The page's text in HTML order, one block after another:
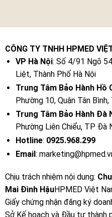
CÔNG TY TNHH HPMED
VP Hà Nội: Số 4/91 Ngõ
Liệt, Thành Phố Hà Nội
Trung Tâm Bảo Hành Hồ
Phường 10, Quận Tân
Trung Tâm Bảo Hành Đà
Phường Liên Chiểu, TP Đà
Hotline: 0925.968.299
Email:
Chịu trách nhiệm nội dung:
Mai Đình HậuHPMED Việt
Giấy chứng nhận đăng ký
Sở Kế hoạch và Đầu tư thành